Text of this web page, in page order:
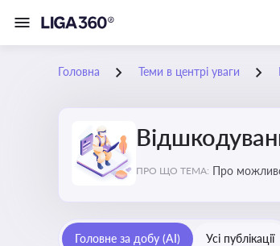
Головна Теми в центрі уваги
ПРО ЩО ТЕМА: Про
Головне за добу (AI) Усі публікації